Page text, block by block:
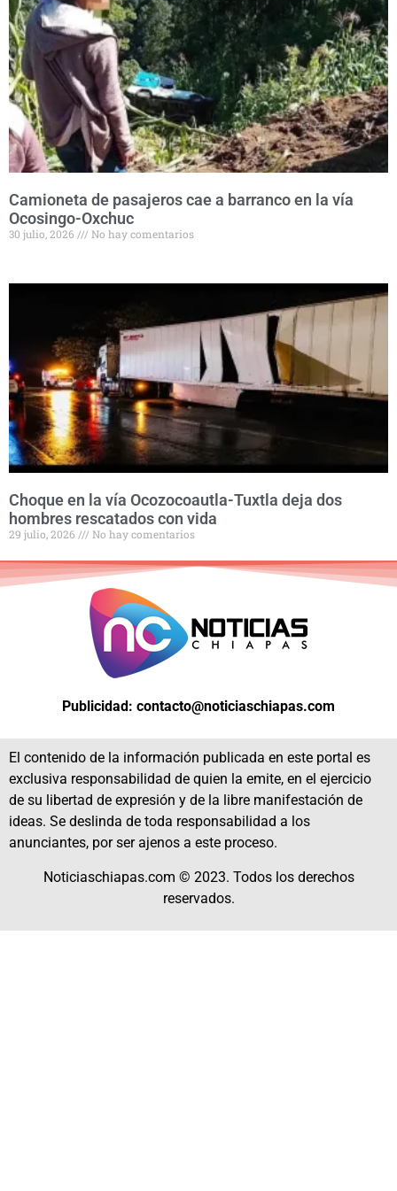
Camioneta de pasajeros cae a barranco en la vía
Ocosingo-Oxchuc
30 julio, 2026 No hay comentarios
Choque en la vía Ocozocoautla-Tuxtla deja dos
hombres rescatados con vida
29 julio, 2026 No hay comentarios
Publicidad: contacto@noticiaschiapas.com
El contenido de la información publicada en este portal es
exclusiva responsabilidad de quien la emite, en el ejercicio
de su libertad de expresión y de la libre manifestación de
ideas. Se deslinda de toda responsabilidad a los
anunciantes, por ser ajenos a este proceso.
Noticiaschiapas.com © 2023. Todos los derechos
reservados.